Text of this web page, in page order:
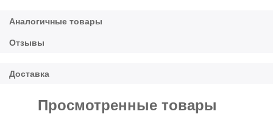
Просмотренные товары